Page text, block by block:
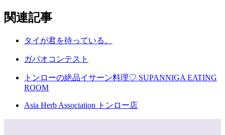
関連記事
タイが君を待っている。
ガパオコンテスト
トンローの絶品イサーン料理♡ SUPANNIGA EATING
ROOM
Asia Herb Association トンロー店